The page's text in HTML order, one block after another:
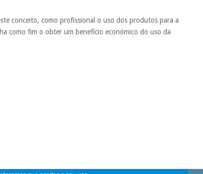
conceito, como profissional o uso dos produtos para a
como fim o obter um benefício económico do uso da